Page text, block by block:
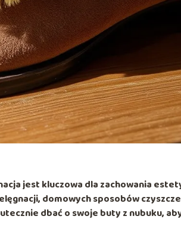
jest kluczowa dla zachowania
domowych sposobów
dbać o swoje buty z nubuku,